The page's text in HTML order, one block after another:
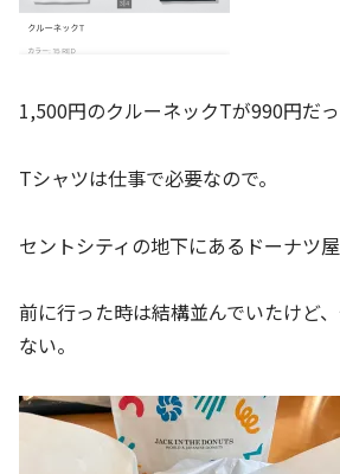
1,500円のクルーネックTが990円だっ
Tシャツは仕事で必要なので。
セントシティの地下にあるドーナツ
前に行った時は結構並んでいたけど
ない。